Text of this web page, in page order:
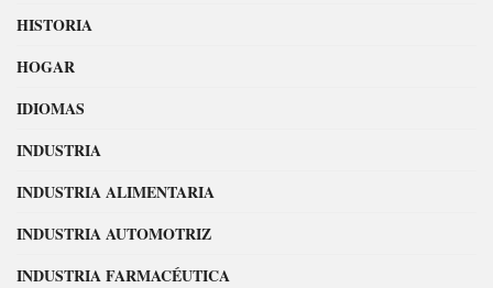
HISTORIA
HOGAR
IDIOMAS
INDUSTRIA
INDUSTRIA ALIMENTARIA
INDUSTRIA AUTOMOTRIZ
INDUSTRIA FARMACÉUTICA